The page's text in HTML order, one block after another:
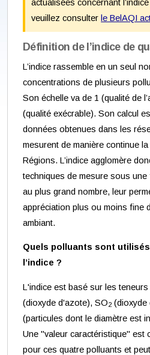
actualisées concernant l’indice
veuillez consulter le BelAQI
Définition de l’indice de
L’indice rassemble en un seul
concentrations de plusieurs
Son échelle va de 1 (qualité de
(qualité exécrable). Son calcul
données obtenues dans les
mesurent de manière continue
Régions. L’indice agglomère
techniques de mesure sous
au plus grand nombre, leur
appréciation plus ou moins fine
ambiant.
Quels polluants sont
l’indice ?
L'indice est basé sur les teneurs
(dioxyde d'azote), SO2 (dioxyde
(particules dont le diamètre est
Une "valeur caractéristique" est
pour ces quatre polluants et